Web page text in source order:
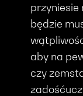
przyniesie
będzie
aby na
czy